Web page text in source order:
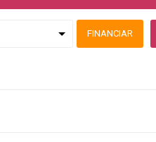
FINANCIAR